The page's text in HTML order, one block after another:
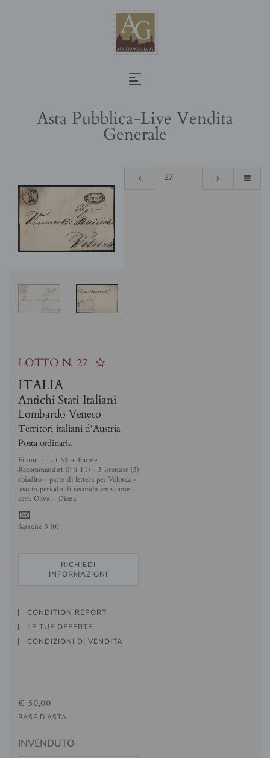
Asta Pubblica-Live Vendita
Generale
LOTTO N. 27
ITALIA
Antichi Stati Italiani
Lombardo Veneto
Territori italiani d'Austria
Posta ordinaria
Fiume 11.11.58 + Fiume
Recommandirt (P.ti 11) - 3 kreuzer (3)
sbiadito - parte di lettera per Volosca -
uso in periodo di seconda emissione -
cert. Oliva + Diena
4
Sassone 3 (0)
RICHIEDI
INFORMAZIONI
CONDITION REPORT
LE TUE OFFERTE
CONDIZIONI DI VENDITA
€ 50,00
BASE D'ASTA
INVENDUTO